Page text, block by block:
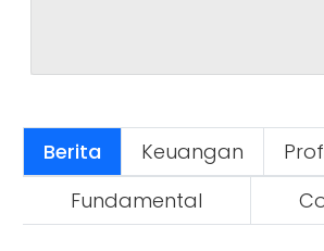
Berita Keuangan
Fundamental